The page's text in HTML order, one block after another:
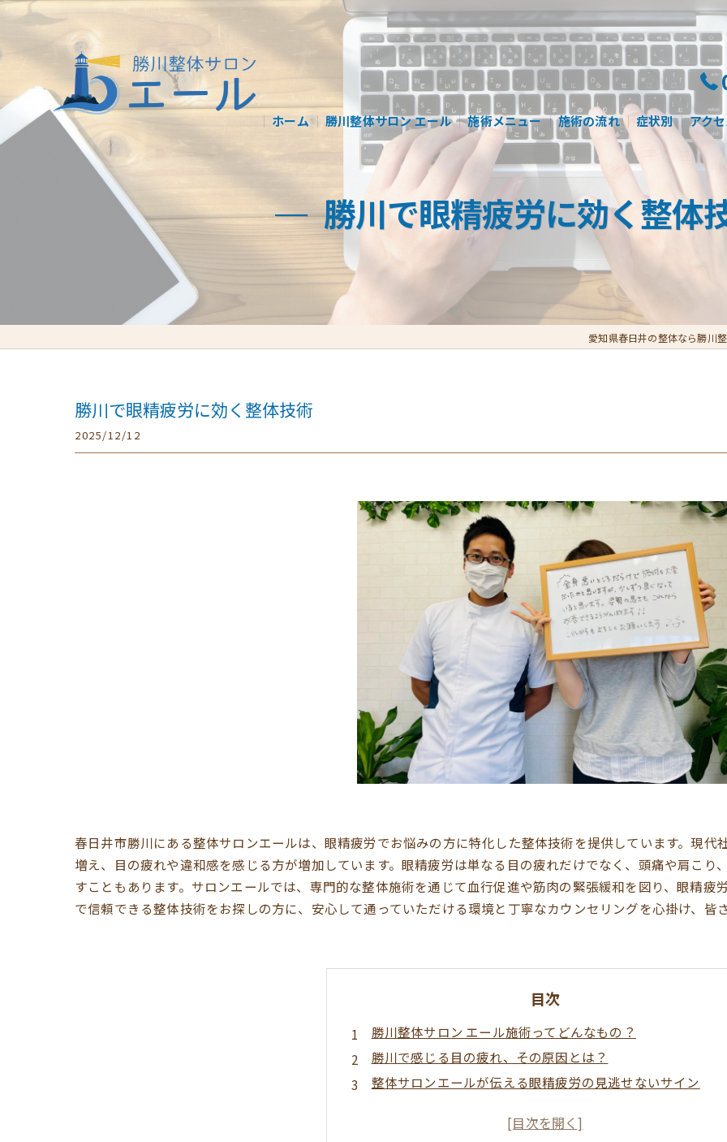
ホーム 勝川整体サロン エール 施術メニュー 施術の流れ 症状別 アク
勝川で眼精疲労に効く整体
愛知県春日井の整体なら勝川
勝川で眼精疲労に効く整体技術
2025/12/12
春日井市勝川にある整体サロンエールは、眼精疲労でお悩みの方に特化した整体技術を提供しています。現
増え、目の疲れや違和感を感じる方が増加しています。眼精疲労は単なる目の疲れだけでなく、頭痛や肩こり
すこともあります。サロンエールでは、専門的な整体施術を通じて血行促進や筋肉の緊張緩和を図り、眼精疲
で信頼できる整体技術をお探しの方に、安心して通っていただける環境と丁寧なカウンセリングを心掛け、皆
目次
勝川整体サロン エール施術ってどんなもの？
勝川で感じる目の疲れ、その原因とは？
整体サロンエールが伝える眼精疲労の見逃せないサイン
実際に体験！整体サロンエールで変わる眼精疲労改善の道の